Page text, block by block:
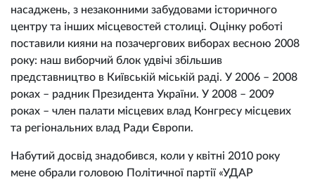
насаджень, з незаконними забудовами історичного
центру та інших місцевостей столиці. Оцінку роботі
поставили кияни на позачергових виборах весною 2008
року: наш виборчий блок удвічі збільшив
представництво в Київській міській раді. У 2006 – 2008
роках – радник Президента України. У 2008 – 2009
роках – член палати місцевих влад Конгресу місцевих
та регіональних влад Ради Європи.
Набутий досвід знадобився, коли у квітні 2010 року
мене обрали головою Політичної партії «УДАР